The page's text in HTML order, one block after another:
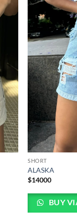
SHORT
ALASKA
$14000
BUY